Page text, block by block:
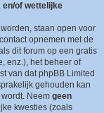
en/of wettelijke
staan open voor
opnemen met de
dit forum op een gratis
enz.), het beheer of
van dat phpBB Limited
gehouden kan
Neem geen
kwesties (zoals